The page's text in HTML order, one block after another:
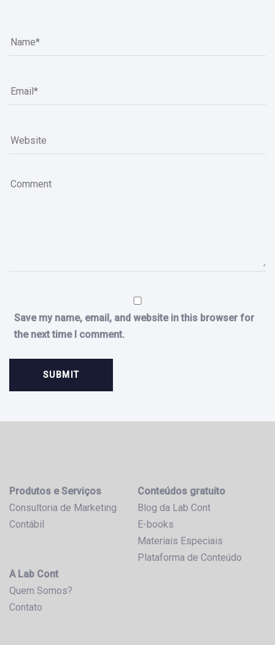
Save my name, email, and website in this browser for
the next time I comment.
Produtos e Serviços
Consultoria de Marketing
Contábil
Conteúdos gratuito
Blog da Lab Cont
E-books
Materiais Especiais
Plataforma de Conteúdo
A Lab Cont
Quem Somos?
Contato